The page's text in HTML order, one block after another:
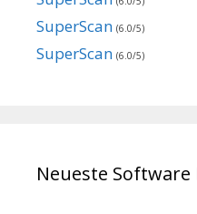
SuperScan (6.0/5)
SuperScan (6.0/5)
Neueste Software